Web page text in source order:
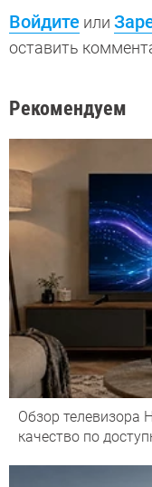
Войдите или
оставить
Рекомендуем
Обзор телевизора
качество по